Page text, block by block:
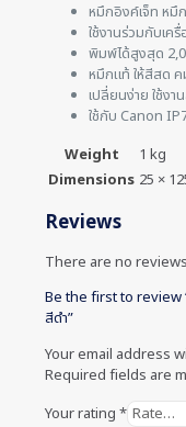
หมึกอิงค์เจ็ท ห
ใช้งานร่วมกับเค
พิมพ์ได้สูงสุด
หมึกแท้ ให้สีสด
เปลี่ยนง่าย ใช้งา
ใช้กับ Canon
Weight
1 kg
Dimensions 25 ×
Reviews
There are no
Be the first to review
สีดำ”
Your email address
Required fields are
Your rating *